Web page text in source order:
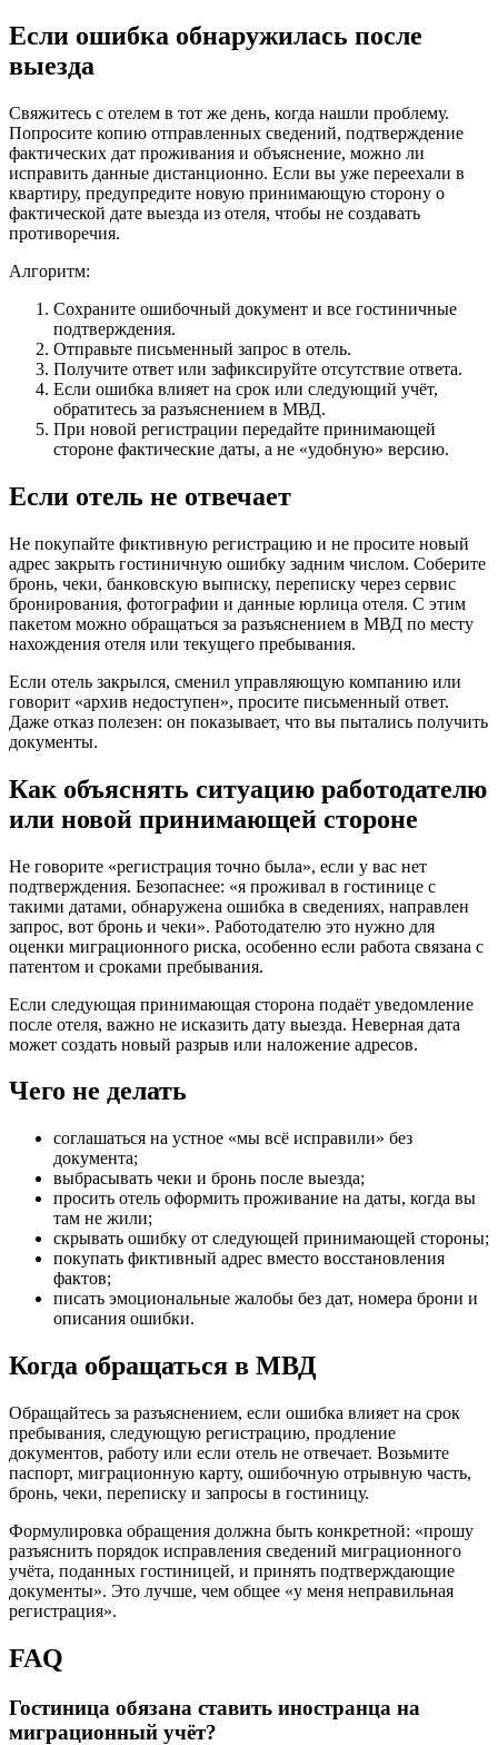
Если ошибка обнаружилась после
выезда
Свяжитесь с отелем в тот же день, когда нашли проблему.
Попросите копию отправленных сведений, подтверждение
фактических дат проживания и объяснение, можно ли
исправить данные дистанционно. Если вы уже переехали в
квартиру, предупредите новую принимающую сторону о
фактической дате выезда из отеля, чтобы не создавать
противоречия.
Алгоритм:
Сохраните ошибочный документ и все гостиничные
подтверждения.
Отправьте письменный запрос в отель.
Получите ответ или зафиксируйте отсутствие ответа.
Если ошибка влияет на срок или следующий учёт,
обратитесь за разъяснением в МВД.
При новой регистрации передайте принимающей
стороне фактические даты, а не «удобную» версию.
Если отель не отвечает
Не покупайте фиктивную регистрацию и не просите новый
адрес закрыть гостиничную ошибку задним числом. Соберите
бронь, чеки, банковскую выписку, переписку через сервис
бронирования, фотографии и данные юрлица отеля. С этим
пакетом можно обращаться за разъяснением в МВД по месту
нахождения отеля или текущего пребывания.
Если отель закрылся, сменил управляющую компанию или
говорит «архив недоступен», просите письменный ответ.
Даже отказ полезен: он показывает, что вы пытались получить
документы.
Как объяснять ситуацию работодателю
или новой принимающей стороне
Не говорите «регистрация точно была», если у вас нет
подтверждения. Безопаснее: «я проживал в гостинице с
такими датами, обнаружена ошибка в сведениях, направлен
запрос, вот бронь и чеки». Работодателю это нужно для
оценки миграционного риска, особенно если работа связана с
патентом и сроками пребывания.
Если следующая принимающая сторона подаёт уведомление
после отеля, важно не исказить дату выезда. Неверная дата
может создать новый разрыв или наложение адресов.
Чего не делать
соглашаться на устное «мы всё исправили» без
документа;
выбрасывать чеки и бронь после выезда;
просить отель оформить проживание на даты, когда вы
там не жили;
скрывать ошибку от следующей принимающей стороны;
покупать фиктивный адрес вместо восстановления
фактов;
писать эмоциональные жалобы без дат, номера брони и
описания ошибки.
Когда обращаться в МВД
Обращайтесь за разъяснением, если ошибка влияет на срок
пребывания, следующую регистрацию, продление
документов, работу или если отель не отвечает. Возьмите
паспорт, миграционную карту, ошибочную отрывную часть,
бронь, чеки, переписку и запросы в гостиницу.
Формулировка обращения должна быть конкретной: «прошу
разъяснить порядок исправления сведений миграционного
учёта, поданных гостиницей, и принять подтверждающие
документы». Это лучше, чем общее «у меня неправильная
регистрация».
FAQ
Гостиница обязана ставить иностранца на
миграционный учёт?